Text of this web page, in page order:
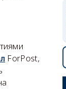
ForPost,